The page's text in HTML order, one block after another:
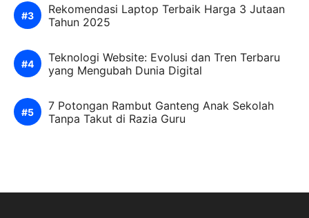
Rekomendasi Laptop Terbaik Harga 3 Jutaan
Tahun 2025
Teknologi Website: Evolusi dan Tren Terbaru
yang Mengubah Dunia Digital
7 Potongan Rambut Ganteng Anak Sekolah
Tanpa Takut di Razia Guru